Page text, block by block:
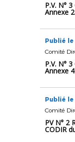
P.V. N°
Annexe
Publié le
Comité
P.V. N°
Annexe 4
Publié le
Comité
PV N° 2
CODIR